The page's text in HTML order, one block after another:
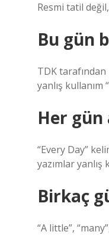
Resmi tatil
Bu gün
TDK tarafından
yanlış kullanım
Her gün
“Every Day”
yazımlar yanlış
Birkaç
“A little”,